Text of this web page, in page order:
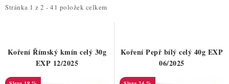
i
r
d
Stránka 1 z 2 - 41 položek celkem
e
p
o
Koření Římský kmín celý 30g
EXP 12/2025
Koření Pepř bílý celý 40g EXP
06/2025